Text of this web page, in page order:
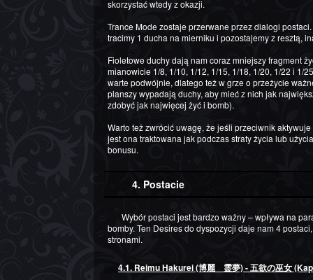
skorzystać wtedy z okazji.
Trance Mode zostaje przerwane przez dialogi
tracimy 1 ducha na mierniku i pozostajemy z resztą,
Fioletowe duchy dają nam coraz mniejszy fragment
mianowicie 1/8, 1/10, 1/12, 1/15, 1/18, 1/20, 1/22 i 1/
warte podwójnie, dlatego też w grze o przeżycie
planszy wypadają duchy, aby mieć z nich jak
zdobyć jak najwięcej żyć i bomb).
Warto też zwrócić uwagę, że jeśli przeciwnik
jest ona traktowana jak podczas straty życia lub
bonusu.
4. Postacie
Wybór postaci jest bardzo ważny – wpływa na parametry typu siła strzału, zasięg strzału czy moc
bomby. Ten Desires do dyspozycji daje nam 4
stronami.
4.1. Reimu Hakurei (博麗 霊夢) - 五欲の巫女